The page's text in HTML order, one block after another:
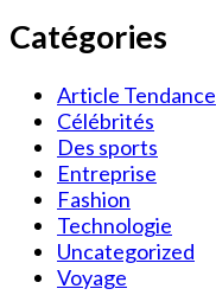
Catégories
Article Tendance
Célébrités
Des sports
Entreprise
Fashion
Technologie
Uncategorized
Voyage